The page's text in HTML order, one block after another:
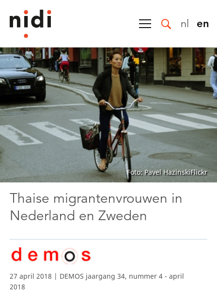
nl en
Foto: Pavel HazinskiFlickr
Thaise migrantenvrouwen in
Nederland en Zweden
27 april 2018 | DEMOS jaargang 34, nummer 4 - april
2018